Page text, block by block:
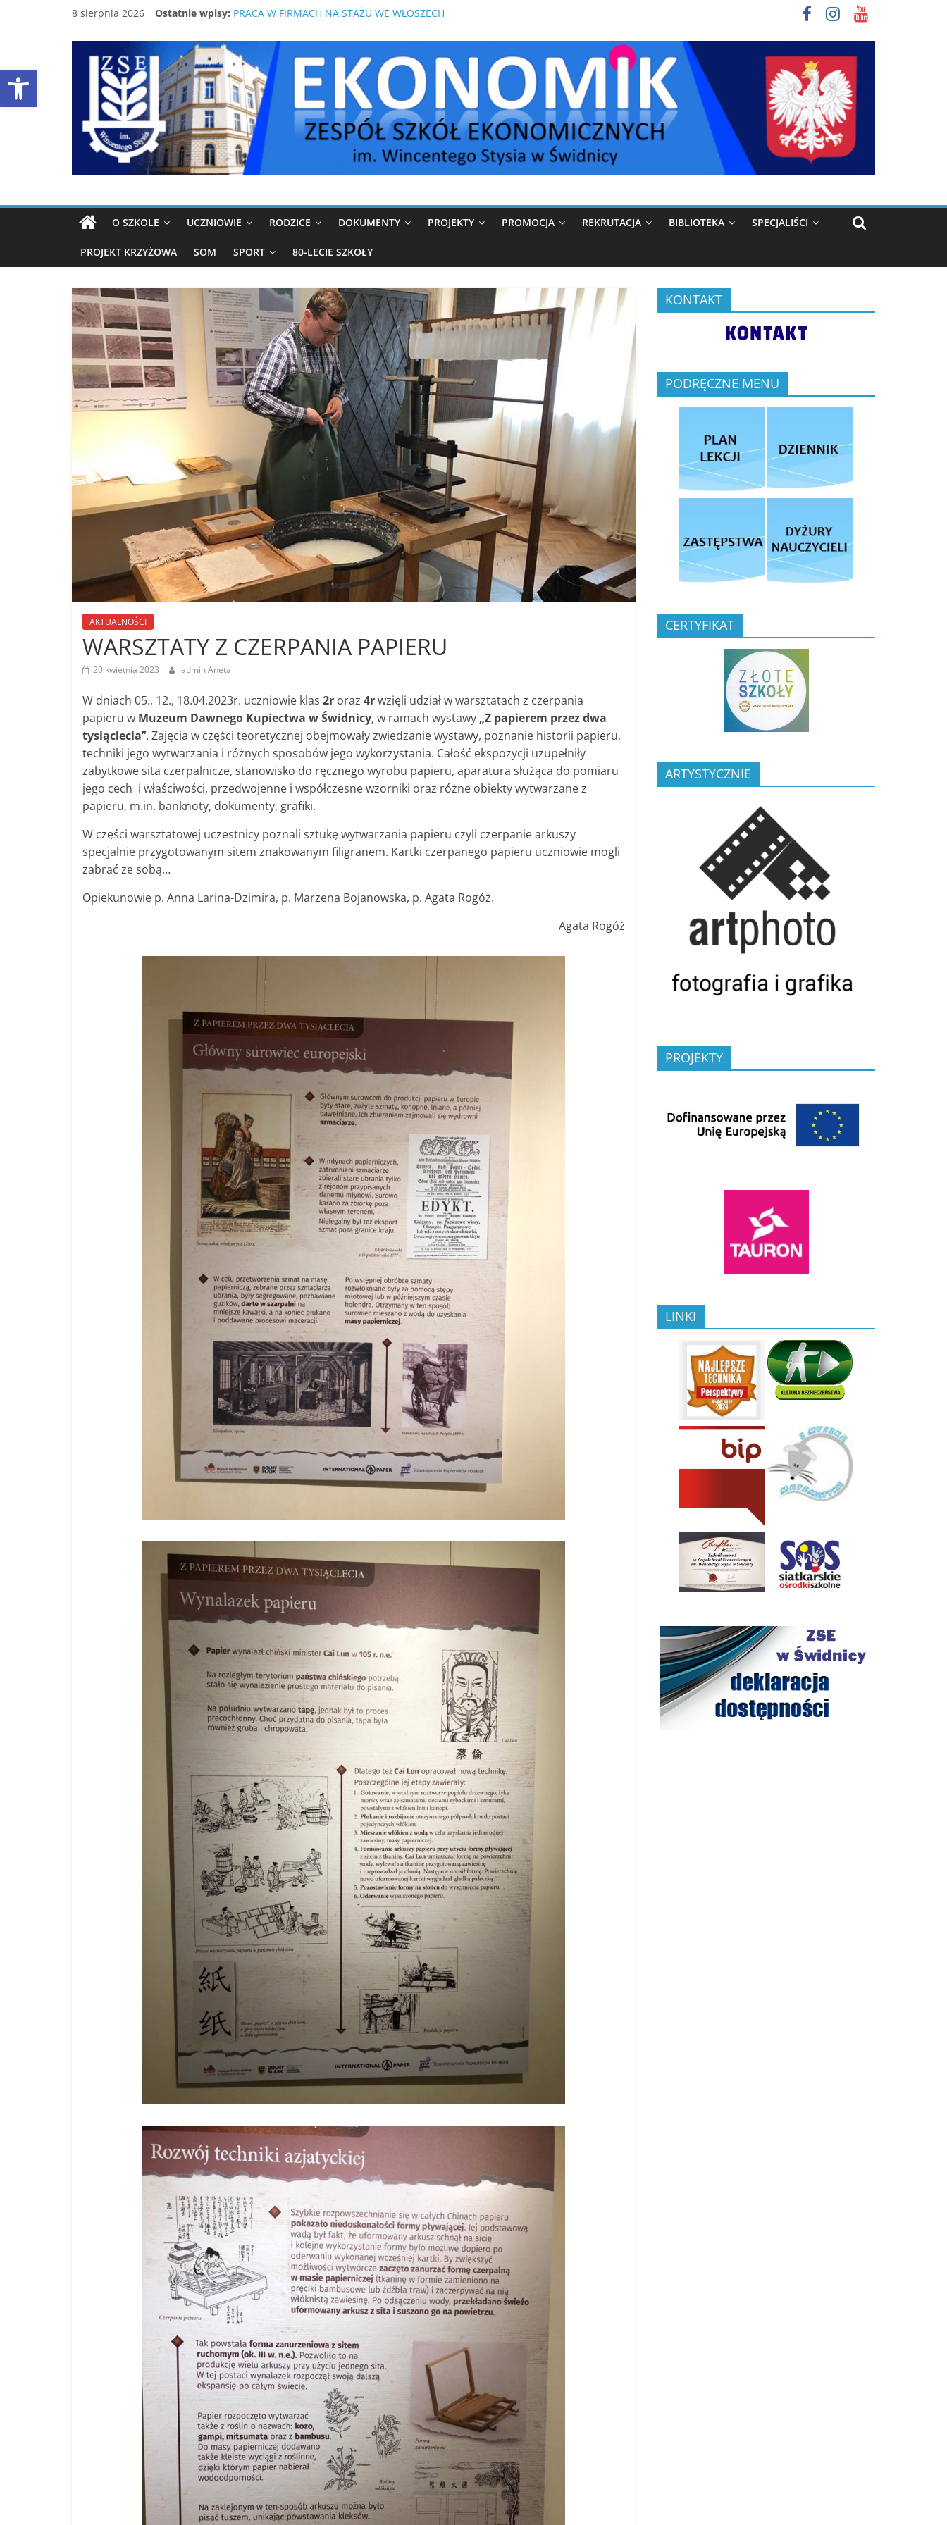
Open toolbar
8 sierpnia 2026 Ostatnie wpisy: BEZPŁATNY KURS Z MATEMATYKI PRZED MATURĄ POPRAWKOWĄ
ŚWIDNICKI EKONOMIK W MEDIOLANIE
80-LECIE SZKOŁY
LISTA PODRĘCZNIKÓW W ROKU SZKOLNYM 2026/2027
EKONOMIK
ŚWIDNICA
Strona
ZSE
Świdnica
O SZKOLE UCZNIOWIE RODZICE DOKUMENTY PROJEKTY PROMOCJA REKRUTACJA BIBLIOTEKA SPECJALIŚCI
PROJEKT KRZYŻOWA SOM SPORT 80-LECIE SZKOŁY
AKTUALNOŚCI
WARSZTATY Z CZERPANIA PAPIERU
20 kwietnia 2023 admin Aneta
W dniach 05., 12., 18.04.2023r. uczniowie klas 2r oraz 4rwzięli udział w warsztatach z czerpania
papieru w Muzeum Dawnego Kupiectwa w Świdnicy, w ramach wystawy „Z papierem przez dwa
tysiąclecia’’. Zajęcia w części teoretycznej obejmowały zwiedzanie wystawy, poznanie historii papieru,
techniki jego wytwarzania i różnych sposobów jego wykorzystania. Całość ekspozycji uzupełniły
zabytkowe sita czerpalnicze, stanowisko do ręcznego wyrobu papieru, aparatura służąca do pomiaru
jego cech i właściwości, przedwojenne i współczesne wzorniki oraz różne obiekty wytwarzane z
papieru, m.in. banknoty, dokumenty, grafiki.
W części warsztatowej uczestnicy poznali sztukę wytwarzania papieru czyli czerpanie arkuszy
specjalnie przygotowanym sitem znakowanym filigranem. Kartki czerpanego papieru uczniowie mogli
zabrać ze sobą…
Opiekunowie p. Anna Larina-Dzimira, p. Marzena Bojanowska, p. Agata Rogóż.
Agata Rogóż
KONTAKT
PODRĘCZNE MENU
CERTYFIKAT
ARTYSTYCZNIE
PROJEKTY
LINKI